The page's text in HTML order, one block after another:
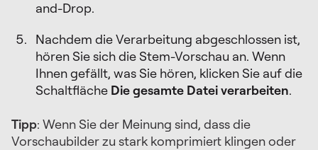
and-Drop.
Nachdem die Verarbeitung abgeschlossen ist,
hören Sie sich die Stem-Vorschau an. Wenn
Ihnen gefällt, was Sie hören, klicken Sie auf die
Schaltfläche Die gesamte Datei verarbeiten.
Tipp: Wenn Sie der Meinung sind, dass die
Vorschaubilder zu stark komprimiert klingen oder